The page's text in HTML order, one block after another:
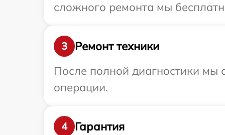
сложного ремонта мы
3
Ремонт техники
После полной диагностики мы
операции.
4
Гарантия